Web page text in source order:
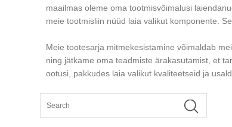
maailmas oleme oma tootmisvõimalusi
meie tootmisliin nüüd laia valikut komponente.
Meie tootesarja mitmekesistamine võimaldab
ning jätkame oma teadmiste ärakasutamist, et
ootusi, pakkudes laia valikut kvaliteetseid ja